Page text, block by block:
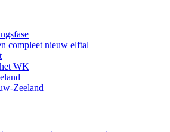
compleet nieuw elftal
WK
Zeeland